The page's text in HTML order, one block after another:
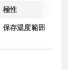
極性
保存温度範囲